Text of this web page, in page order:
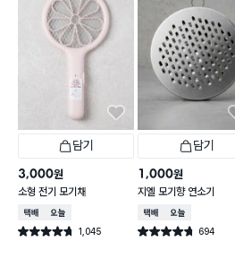
담기
3,000원
소형 전기 모기채
택배배송오늘배송
별점 4.7점 1,045
건 작성
담기
1,000원
지엘 모기향 연소기
택배배송오늘배송
별점 4.7점 694
건 작성